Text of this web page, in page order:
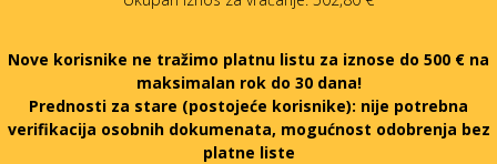
Nove korisnike ne tražimo platnu listu za iznose do 500 € na
maksimalan rok do 30 dana!
Prednosti za stare (postojeće korisnike): nije potrebna
verifikacija osobnih dokumenata, mogućnost odobrenja bez
platne liste